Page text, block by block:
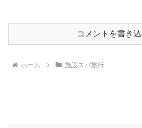
コメントを書き
ホーム 施設スパ旅行